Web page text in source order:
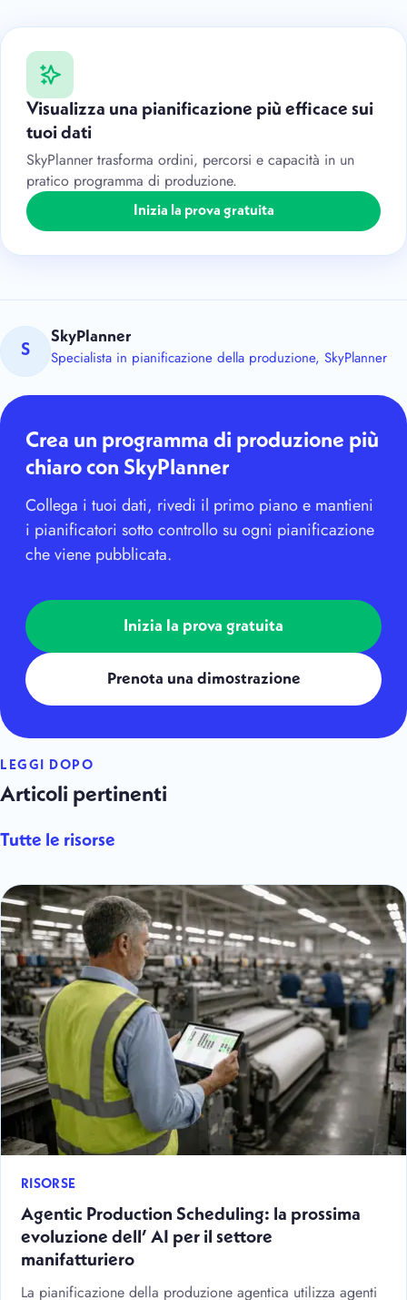
Visualizza una pianificazione più efficace sui
tuoi dati
SkyPlanner trasforma ordini, percorsi e capacità in un
pratico programma di produzione.
Inizia la prova gratuita
S
SkyPlanner
Specialista in pianificazione della produzione, SkyPlanner
Crea un programma di produzione più
chiaro con SkyPlanner
Collega i tuoi dati, rivedi il primo piano e mantieni
i pianificatori sotto controllo su ogni pianificazione
che viene pubblicata.
Inizia la prova gratuita
Prenota una dimostrazione
LEGGI DOPO
Articoli pertinenti
Tutte le risorse
RISORSE
Agentic Production Scheduling: la prossima
evoluzione dell’ AI per il settore
manifatturiero
La pianificazione della produzione agentica utilizza agenti